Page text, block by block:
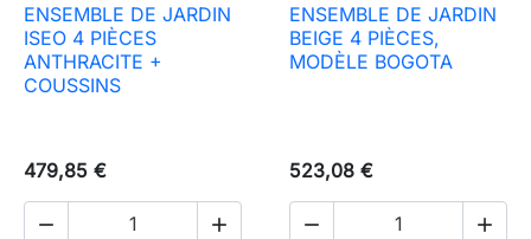
ENSEMBLE DE JARDIN
ISEO 4 PIÈCES
ANTHRACITE +
COUSSINS
479,85 €
 
ENSEMBLE DE JARDIN
BEIGE 4 PIÈCES,
MODÈLE BOGOTA
523,08 €
 